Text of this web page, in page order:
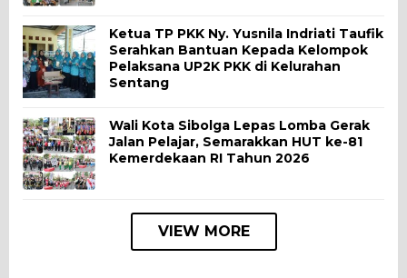
Ketua TP PKK Ny. Yusnila Indriati Taufik
Serahkan Bantuan Kepada Kelompok
Pelaksana UP2K PKK di Kelurahan
Sentang
Wali Kota Sibolga Lepas Lomba Gerak
Jalan Pelajar, Semarakkan HUT ke-81
Kemerdekaan RI Tahun 2026
VIEW MORE